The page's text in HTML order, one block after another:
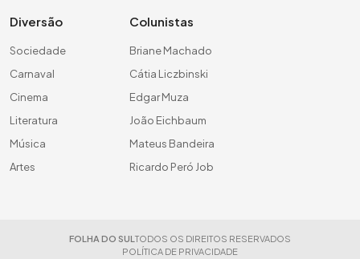
Diversão
Sociedade
Carnaval
Cinema
Literatura
Música
Artes
Colunistas
Briane Machado
Cátia Liczbinski
Edgar Muza
João Eichbaum
Mateus Bandeira
Ricardo Peró Job
FOLHA DO SUL TODOS OS DIREITOS RESERVADOS
POLÍTICA DE PRIVACIDADE